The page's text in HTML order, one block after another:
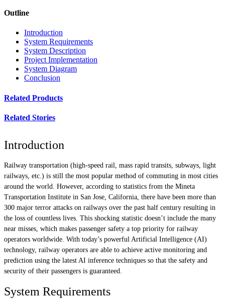
Outline
Introduction
System Requirements
System Description
Project Implementation
System Diagram
Conclusion
Related Products
Related Stories
Introduction
Railway transportation (high-speed rail, mass rapid transits, subways, light
railways, etc.) is still the most popular method of commuting in most cities
around the world. However, according to statistics from the Mineta
Transportation Institute in San Jose, California, there have been more than
300 major terror attacks on railways over the past half century resulting in
the loss of countless lives. This shocking statistic doesn’t include the many
near misses, which makes passenger safety a top priority for railway
operators worldwide. With today’s powerful Artificial Intelligence (AI)
technology, railway operators are able to achieve active monitoring and
prediction using the latest AI inference techniques so that the safety and
security of their passengers is guaranteed.
System Requirements